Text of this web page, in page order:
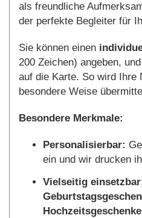
als freundliche
der perfekte Begleiter für
Sie können einen
200 Zeichen) angeben,
auf die Karte. So wird Ihre
besondere Weise
Besondere Merkmale:
Personalisierbar:
ein und wir drucken
Vielseitig
Hochzeitsgeschenke